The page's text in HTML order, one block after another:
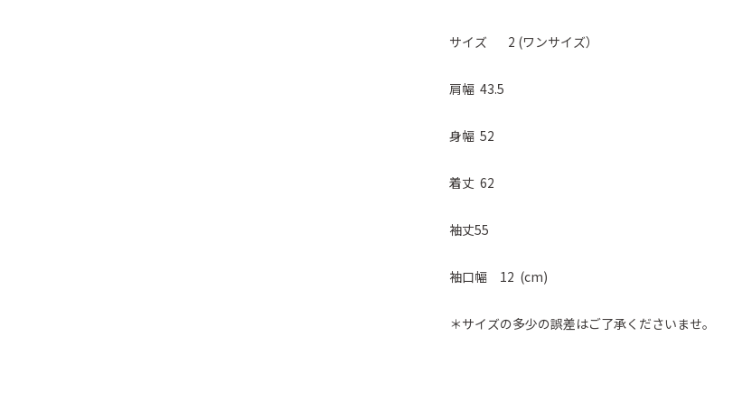
サイズ 2 (ワンサイズ）
肩幅 43.5
身幅 52
着丈 62
袖丈55
袖口幅 12 (cm)
＊サイズの多少の誤差はご了承くださいませ。